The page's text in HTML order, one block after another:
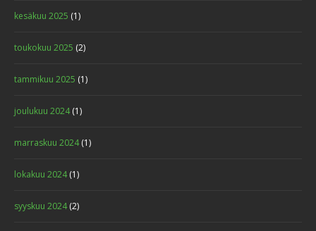
kesäkuu 2025 (1)
toukokuu 2025 (2)
tammikuu 2025 (1)
joulukuu 2024(1)
marraskuu 2024(1)
lokakuu 2024(1)
syyskuu 2024(2)